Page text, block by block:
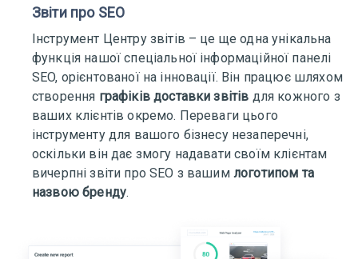
Звіти про SEO
Інструмент Центру звітів – це ще одна унікальна
функція нашої спеціальної інформаційної панелі
SEO, орієнтованої на інновації. Він працює шляхом
створення графіків доставки звітів для кожного з
ваших клієнтів окремо. Переваги цього
інструменту для вашого бізнесу незаперечні,
оскільки він дає змогу надавати своїм клієнтам
вичерпні звіти про SEO з вашим логотипом та
назвою бренду.